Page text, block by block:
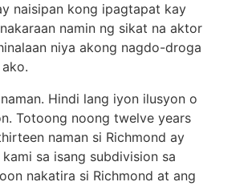
naisipan kong ipagtapat kay
namin ng sikat na aktor
niya akong nagdo-droga
Hindi lang iyon ilusyon o
Totoong noong twelve years
naman si Richmond ay
sa isang subdivision sa
nakatira si Richmond at ang